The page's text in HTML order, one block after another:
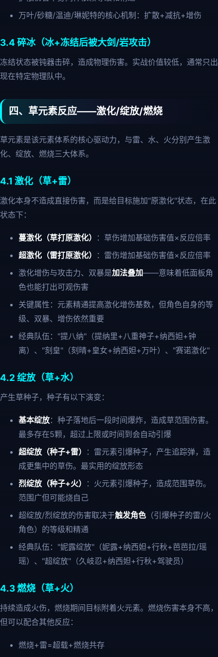
万叶/砂糖/温迪/琳妮特的核心机制：扩散+减抗+增伤
3.4 碎冰（冰+冻结后被大剑/岩攻击）
冻结状态被钝器击碎，造成物理伤害。实战价值较低，通常只出
现在特定物理队中。
四、草元素反应——激化/绽放/燃烧
草元素是该元素体系的核心驱动力，与雷、水、火分别产生激
化、绽放、燃烧三大体系。
4.1 激化（草+雷）
激化本身不造成直接伤害，而是给目标施加"原激化"状态，在此
状态下：
蔓激化（草打原激化）
：草伤增加基础伤害值×反应倍率
超激化（雷打原激化）
：雷伤增加基础伤害值×反应倍率
激化增伤与攻击力、双暴是加法叠加——意味着低面板角
色也能打出可观伤害
关键属性：元素精通提高激化增伤基数，但角色自身的等
级、双暴、增伤依然重要
经典队伍："提八纳"（提纳里+八重神子+纳西妲+钟
离）、"刻皇"（刻晴+皇女+纳西妲+万叶）、"赛诺激化"
4.2 绽放（草+水）
产生草种子，种子有以下演变：
基本绽放：种子落地后一段时间爆炸，造成草范围伤害。
最多存在5颗，超过上限或时间到会自动引爆
超绽放（种子+雷）
：雷元素引爆种子，产生追踪弹，造
成更集中的草伤。最实用的绽放形态
烈绽放（种子+火）
：火元素引爆种子，造成范围草伤。
范围广但可能烧自己
超绽放/烈绽放的伤害取决于触发角色（引爆种子的雷/火
角色）的等级和精通
经典队伍："妮露绽放"（妮露+纳西妲+行秋+芭芭拉/瑶
瑶）、"超绽放"（久岐忍+纳西妲+行秋+驾驶员）
4.3 燃烧（草+火）
持续造成火伤，燃烧期间目标附着火元素。燃烧伤害本身不高，
但可以配合其他反应：
燃烧+雷=超载+燃烧共存